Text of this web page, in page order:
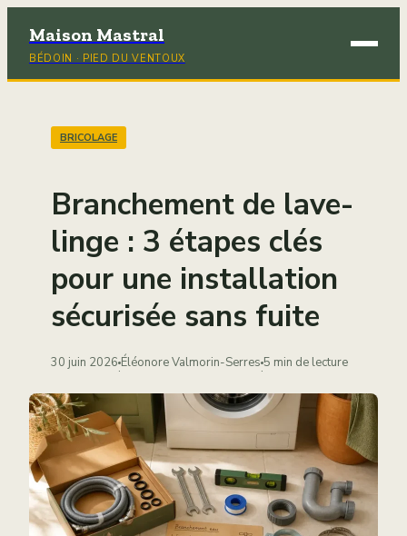
Maison Mastral
BÉDOIN · PIED DU VENTOUX
BRICOLAGE
Branchement de lave-
linge : 3 étapes clés
pour une installation
sécurisée sans fuite
30 juin 2026·Éléonore Valmorin-Serres·5 min de lecture